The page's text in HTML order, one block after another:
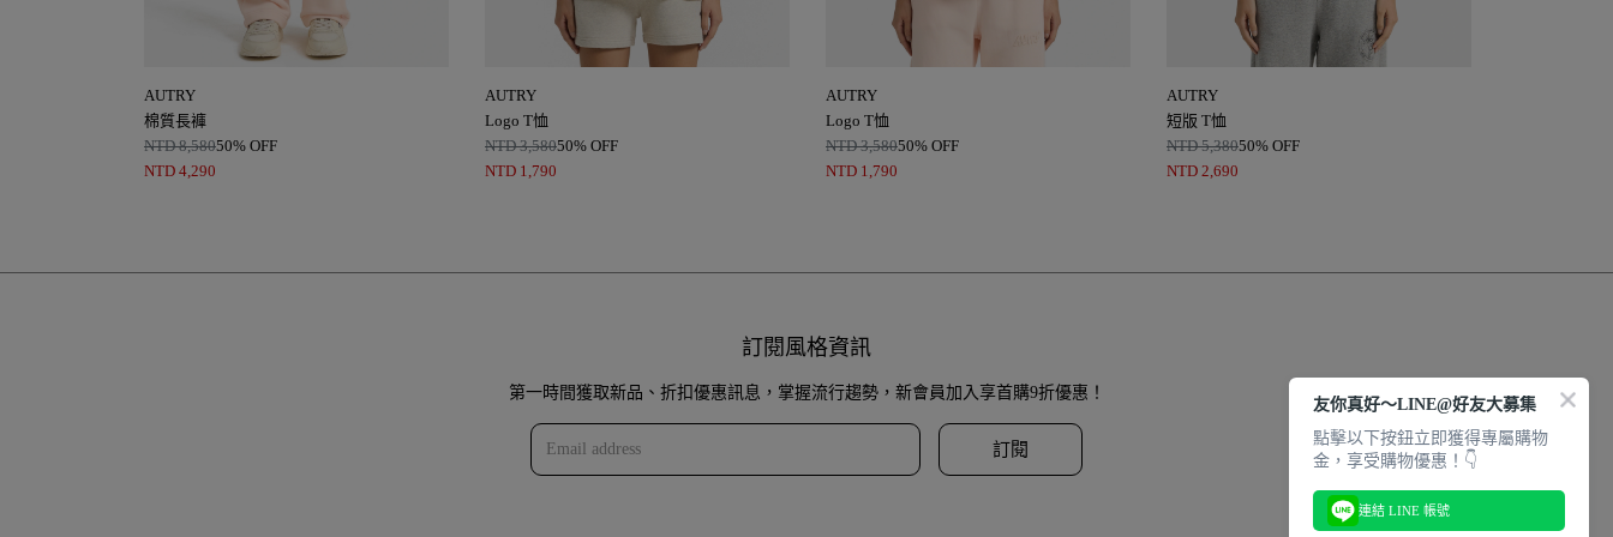
AUTRY
棉質長褲
NTD 8,58050% OFF
NTD 4,290
AUTRY
Logo T恤
NTD 3,58050% OFF
NTD 1,790
AUTRY
Logo T恤
NTD 3,58050% OFF
NTD 1,790
AUTRY
短版 T恤
NTD 5,38050% OFF
NTD 2,690
訂閱風格資訊
第一時間獲取新品、折扣優惠訊息，掌握流行趨勢，新會員加入享首購9折優惠！
訂閱
友你真好～LINE@好友大募集
點擊以下按鈕立即獲得專屬購物
金，享受購物優惠！👇
連結 LINE 帳號